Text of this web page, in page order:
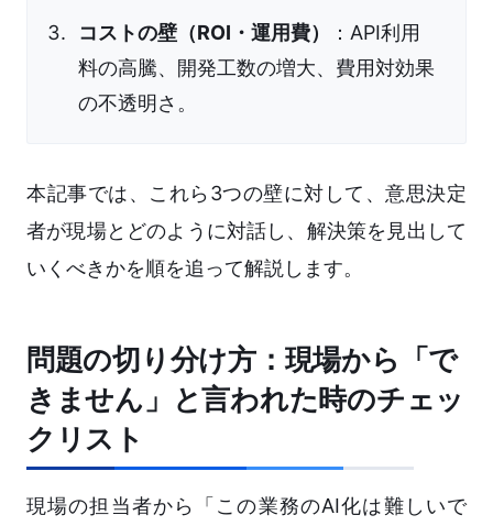
コストの壁（ROI・運用費）
：API利用
料の高騰、開発工数の増大、費用対効果
の不透明さ。
本記事では、これら3つの壁に対して、意思決定
者が現場とどのように対話し、解決策を見出して
いくべきかを順を追って解説します。
問題の切り分け方：現場から「で
きません」と言われた時のチェッ
クリスト
現場の担当者から「この業務のAI化は難しいで